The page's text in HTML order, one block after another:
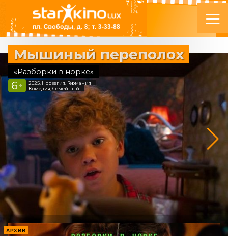
Мышиный переполох
«Разборки в норке»
6 +
2025, Норвегия, Германия
Комедия, Семейный
АРХИВ